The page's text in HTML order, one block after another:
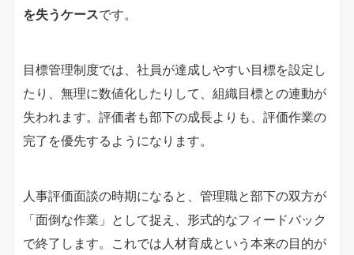
を失うケースです。
目標管理制度では、社員が達成しやすい目標を設定し
たり、無理に数値化したりして、組織目標との連動が
失われます。評価者も部下の成長よりも、評価作業の
完了を優先するようになります。
人事評価面談の時期になると、管理職と部下の双方が
「面倒な作業」として捉え、形式的なフィードバック
で終了します。これでは人材育成という本来の目的が